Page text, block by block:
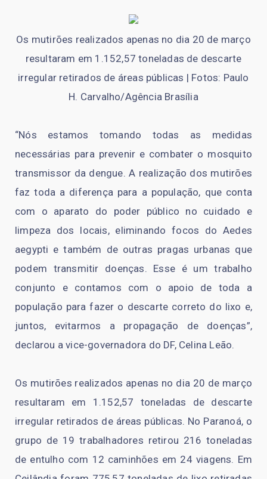
Os mutirões realizados apenas no dia 20 de março
resultaram em 1.152,57 toneladas de descarte
irregular retirados de áreas públicas | Fotos: Paulo
H. Carvalho/Agência Brasília
“Nós estamos tomando todas as medidas
necessárias para prevenir e combater o mosquito
transmissor da dengue. A realização dos mutirões
faz toda a diferença para a população, que conta
com o aparato do poder público no cuidado e
limpeza dos locais, eliminando focos do Aedes
aegypti e também de outras pragas urbanas que
podem transmitir doenças. Esse é um trabalho
conjunto e contamos com o apoio de toda a
população para fazer o descarte correto do lixo e,
juntos, evitarmos a propagação de doenças”,
declarou a vice-governadora do DF, Celina Leão.
Os mutirões realizados apenas no dia 20 de março
resultaram em 1.152,57 toneladas de descarte
irregular retirados de áreas públicas. No Paranoá, o
grupo de 19 trabalhadores retirou 216 toneladas
de entulho com 12 caminhões em 24 viagens. Em